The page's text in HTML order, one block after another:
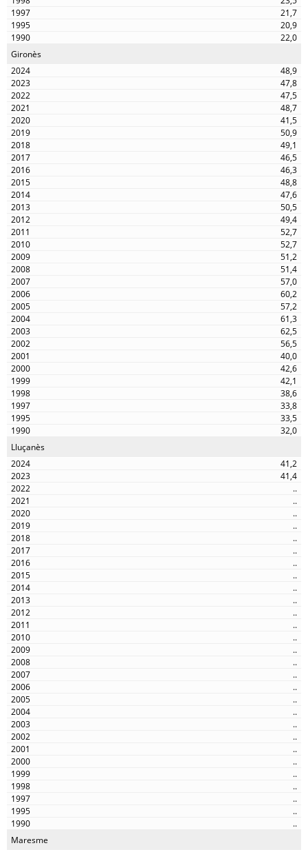
21,7
20,9
22,0
Gironès
48,9
47,8
47,5
48,7
41,5
50,9
49,1
46,5
46,3
48,8
47,6
50,5
49,4
52,7
52,7
51,2
51,4
57,0
60,2
57,2
61,3
62,5
56,5
40,0
42,6
42,1
38,6
33,8
33,5
32,0
Lluçanès
41,2
41,4
..
..
..
..
..
..
..
..
..
..
..
..
..
..
..
..
..
..
..
..
..
..
..
..
..
..
..
..
Maresme